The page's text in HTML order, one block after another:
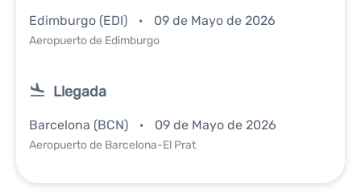
Edimburgo (EDI) 09 de Mayo de 2026
Aeropuerto de Edimburgo
Llegada
Barcelona (BCN) 09 de Mayo de 2026
Aeropuerto de Barcelona-El Prat